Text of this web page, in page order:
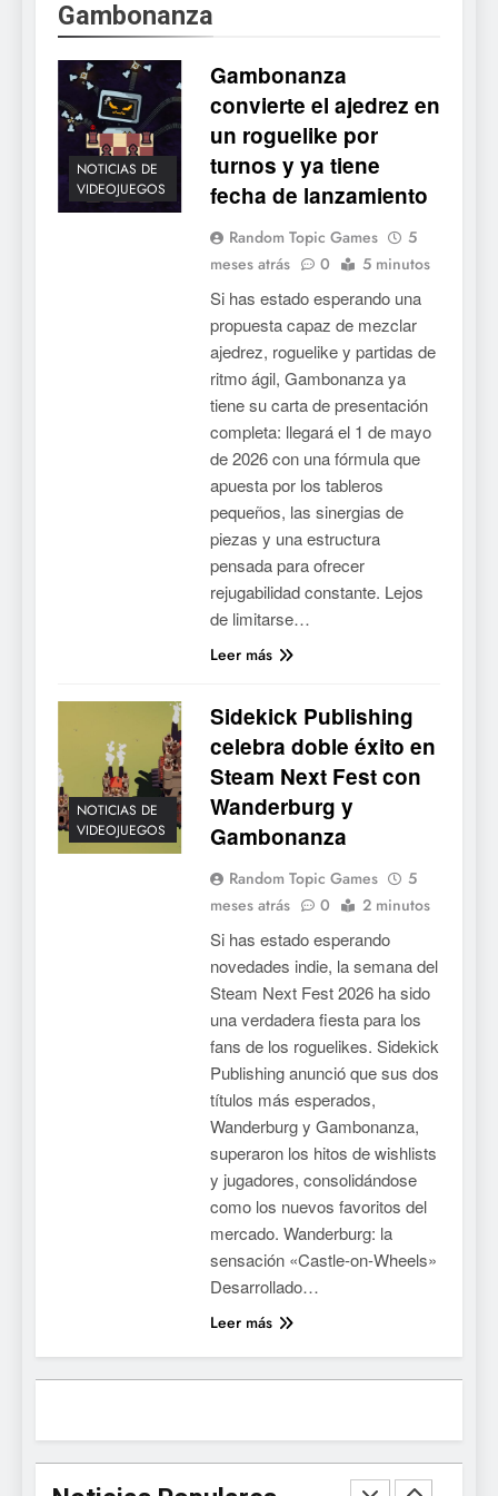
Gambonanza
NOTICIAS DE
VIDEOJUEGOS
Gambonanza
convierte el ajedrez en
un roguelike por
turnos y ya tiene
fecha de lanzamiento
Random Topic Games
5
meses atrás
0 5 minutos
Si has estado esperando una
propuesta capaz de mezclar
ajedrez, roguelike y partidas de
ritmo ágil, Gambonanza ya
tiene su carta de presentación
completa: llegará el 1 de mayo
de 2026 con una fórmula que
apuesta por los tableros
pequeños, las sinergias de
piezas y una estructura
pensada para ofrecer
rejugabilidad constante. Lejos
de limitarse…
Leer más
NOTICIAS DE
VIDEOJUEGOS
Sidekick Publishing
celebra doble éxito en
Steam Next Fest con
Wanderburg y
Gambonanza
Random Topic Games
5
meses atrás
0 2 minutos
Si has estado esperando
novedades indie, la semana del
Steam Next Fest 2026 ha sido
una verdadera fiesta para los
fans de los roguelikes. Sidekick
Publishing anunció que sus dos
títulos más esperados,
Wanderburg y Gambonanza,
superaron los hitos de wishlists
y jugadores, consolidándose
como los nuevos favoritos del
mercado. Wanderburg: la
sensación «Castle-on-Wheels»
Desarrollado…
Leer más
Mistbound: Guild Wars
tendrá su primer CCG digital
para PC y móviles
NOTICIAS DE VIDEOJUEGOS
6
ya tiene fecha: Capcom
lanza demo gratuita y abre
reservas
No Rest for the Wicked
confirma su versión 1.0 para
octubre en PS5 y PC
NOTICIAS DE VIDEOJUEGOS
Stuntman: Hollywood
devuelve el espectáculo de
la conducción acrobática a
PS5, Xbox Series X|S y PC
NOTICIAS DE VIDEOJUEGOS
Ragnarok Origin: Classic ya
está disponible, y es el único
RO F2P-friendly de la saga
NOTICIAS DE VIDEOJUEGOS
Humble Choice de julio